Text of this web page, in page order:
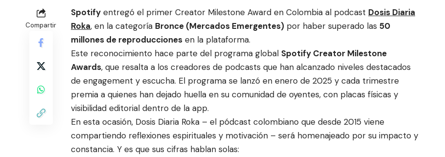
Compartir
Spotify entregó el primer Creator Milestone Award en Colombia al podcast Dosis Diaria
Roka, en la categoría Bronce (Mercados Emergentes) por haber superado las 50
millones de reproducciones en la plataforma.
Este reconocimiento hace parte del programa global Spotify Creator Milestone
Awards, que resalta a los creadores de podcasts que han alcanzado niveles destacados
de engagement y escucha. El programa se lanzó en enero de 2025 y cada trimestre
premia a quienes han dejado huella en su comunidad de oyentes, con placas físicas y
visibilidad editorial dentro de la app.
En esta ocasión, Dosis Diaria Roka – el pódcast colombiano que desde 2015 viene
compartiendo reflexiones espirituales y motivación – será homenajeado por su impacto y
constancia. Y es que sus cifras hablan solas: